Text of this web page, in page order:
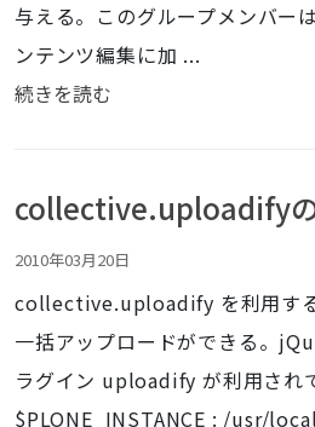
与える。このグループメンバー
ンテンツ編集に加 ...
続きを読む
collective.uploadify
2010年03月20日
collective.uploadify を利用す
一括アップロードができる。
ラグイン uploadify が利用され
$PLONE_INSTANCE : /usr/